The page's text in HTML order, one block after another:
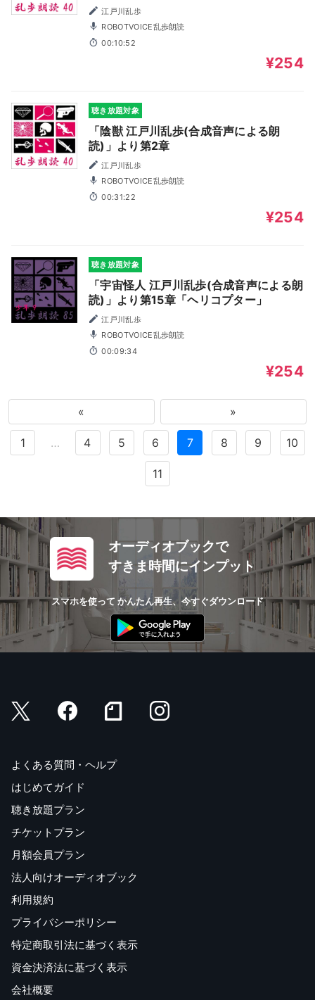
江戸川乱歩
ROBOTVOICE乱歩朗読
00:10:52
¥254
聴き放題対象
「陰獣 江戸川乱歩(合成音声による朗
読)」より第2章
江戸川乱歩
ROBOTVOICE乱歩朗読
00:31:22
¥254
聴き放題対象
「宇宙怪人 江戸川乱歩(合成音声による朗
読)」より第15章「ヘリコプター」
江戸川乱歩
ROBOTVOICE乱歩朗読
00:09:34
¥254
« »
1 … 4 5 6 7 8 9 10
11
オーディオブックで
すきま時間にインプット
スマホを使って かんたん再生、今すぐダウンロード
よくある質問・ヘルプ
はじめてガイド
聴き放題プラン
チケットプラン
月額会員プラン
法人向けオーディオブック
利用規約
プライバシーポリシー
特定商取引法に基づく表示
資金決済法に基づく表示
会社概要